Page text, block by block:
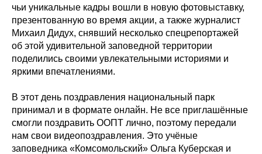
чьи уникальные кадры вошли в новую фотовыставку,
презентованную во время акции, а также журналист
Михаил Дидух, снявший несколько спецрепортажей
об этой удивительной заповедной территории
поделились своими увлекательными историями и
яркими впечатлениями.
В этот день поздравления национальный парк
принимал и в формате онлайн. Не все приглашённые
смогли поздравить ООПТ лично, поэтому передали
нам свои видеопоздравления. Это учёные
заповедника «Комсомольский» Ольга Куберская и